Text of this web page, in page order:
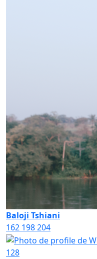
Baloji Tshiani
162 198204
128